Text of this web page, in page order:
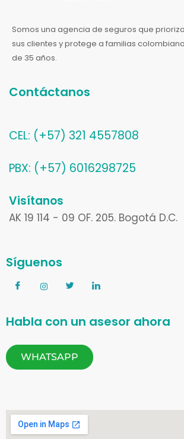
Somos una agencia de seguros que
sus clientes y protege a familias
de 35 años.
Contáctanos
CEL: (+57) 321 4557808
PBX: (+57) 6016298725
Visítanos
AK 19 114 - 09 OF. 205. Bogotá D.C.
Síguenos
Habla con un asesor ahora
WHATSAPP